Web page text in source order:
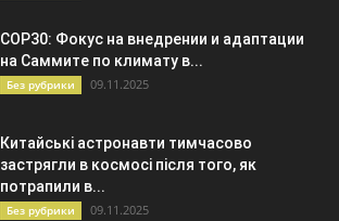
COP30: Фокус на внедрении и адаптации
на Саммите по климату в...
Без рубрики 09.11.2025
Китайські астронавти тимчасово
застрягли в космосі після того, як
потрапили в...
Без рубрики 09.11.2025